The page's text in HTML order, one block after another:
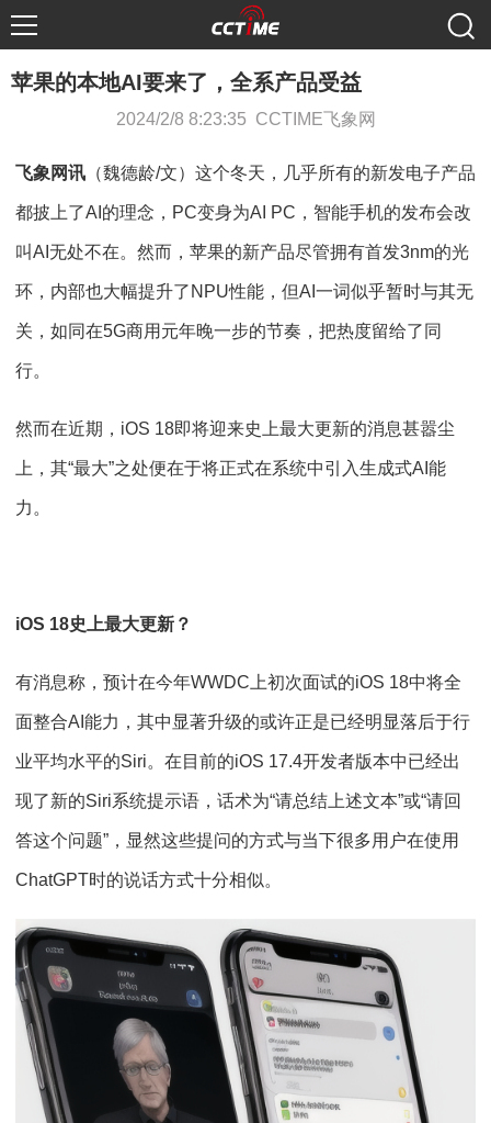
苹果的本地AI要来了，全系产品受益
2024/2/8 8:23:35 CCTIME飞象网
飞象网讯 （魏德龄/文）这个冬天，几乎所有的新发电子产品
都披上了AI的理念，PC变身为AI PC，智能手机的发布会改
叫AI无处不在。然而，苹果的新产品尽管拥有首发3nm的光
环，内部也大幅提升了NPU性能，但AI一词似乎暂时与其无
关，如同在5G商用元年晚一步的节奏，把热度留给了同
行。
然而在近期，iOS 18即将迎来史上最大更新的消息甚嚣尘
上，其“最大”之处便在于将正式在系统中引入生成式AI能
力。
iOS 18史上最大更新？
有消息称，预计在今年WWDC上初次面试的iOS 18中将全
面整合AI能力，其中显著升级的或许正是已经明显落后于行
业平均水平的Siri。在目前的iOS 17.4开发者版本中已经出
现了新的Siri系统提示语，话术为“请总结上述文本”或“请回
答这个问题”，显然这些提问的方式与当下很多用户在使用
ChatGPT时的说话方式十分相似。